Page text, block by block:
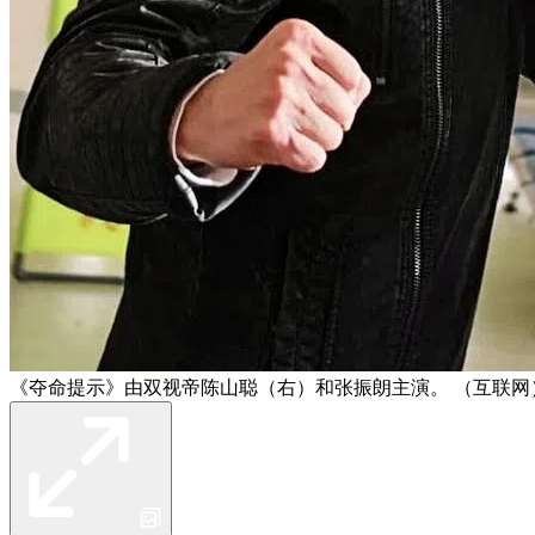
《夺命提示》由双视帝陈山聪（右）和张振朗主演。 （互联网